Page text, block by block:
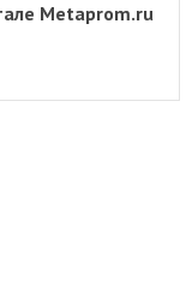
Metaprom.ru